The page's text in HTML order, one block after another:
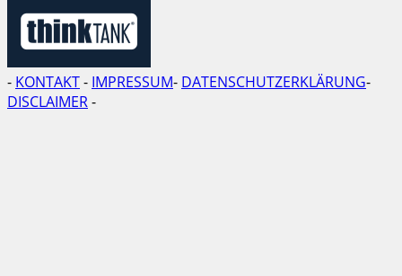
- KONTAKT- IMPRESSUM- DATENSCHUTZERKLÄRUNG-
DISCLAIMER-